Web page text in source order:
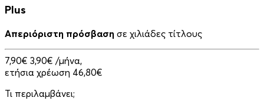
Plus
Απεριόριστη πρόσβαση σε χιλιάδες τίτλους
7,90€ 3,90€ /μήνα,
ετήσια χρέωση 46,80€
Τι περιλαμβάνει;